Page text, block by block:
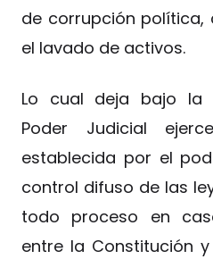
de corrupción política,
el lavado de activos.
Lo cual deja bajo la
Poder Judicial
establecida por el
control difuso de las
todo proceso en
entre la Constitución